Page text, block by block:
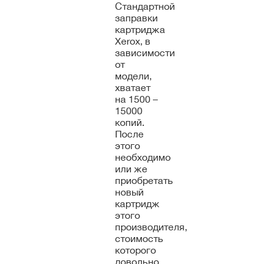
Стандартной
заправки
картриджа
Xerox, в
зависимости
от
модели,
хватает
на 1500 –
15000
копий.
После
этого
необходимо
или же
приобретать
новый
картридж
этого
производителя,
стоимость
которого
довольно